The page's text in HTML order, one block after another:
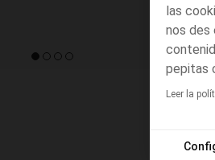
las
nos des
pepitas
Leer la